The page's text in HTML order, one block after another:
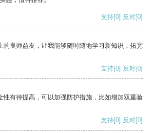
支持[0] 反对[0]
的良师益友，让我能够随时随地学习新知识，拓宽
支持[0] 反对[0]
性有待提高，可以加强防护措施，比如增加双重验
支持[0] 反对[0]